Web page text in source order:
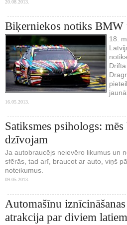
20.08.2013.
Biķerniekos notiks BMW
18.
16.05.2013.
Satiksmes psihologs:
dzīvojam
Ja autobraucējs neievēro likumus un
sfērās, tad arī, braucot ar auto, viņš
noteikumus.
09.05.2013.
Automašīnu
atrakcija par diviem latiem